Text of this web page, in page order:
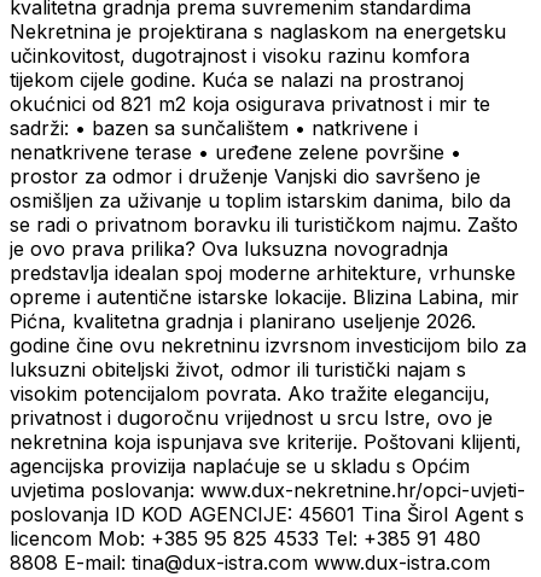
kvalitetna gradnja prema suvremenim standardima
Nekretnina je projektirana s naglaskom na energetsku
učinkovitost, dugotrajnost i visoku razinu komfora
tijekom cijele godine. Kuća se nalazi na prostranoj
okućnici od 821 m2 koja osigurava privatnost i mir te
sadrži: • bazen sa sunčalištem • natkrivene i
nenatkrivene terase • uređene zelene površine •
prostor za odmor i druženje Vanjski dio savršeno je
osmišljen za uživanje u toplim istarskim danima, bilo da
se radi o privatnom boravku ili turističkom najmu. Zašto
je ovo prava prilika? Ova luksuzna novogradnja
predstavlja idealan spoj moderne arhitekture, vrhunske
opreme i autentične istarske lokacije. Blizina Labina, mir
Pićna, kvalitetna gradnja i planirano useljenje 2026.
godine čine ovu nekretninu izvrsnom investicijom bilo za
luksuzni obiteljski život, odmor ili turistički najam s
visokim potencijalom povrata. Ako tražite eleganciju,
privatnost i dugoročnu vrijednost u srcu Istre, ovo je
nekretnina koja ispunjava sve kriterije. Poštovani klijenti,
agencijska provizija naplaćuje se u skladu s Općim
uvjetima poslovanja: www.dux-nekretnine.hr/opci-uvjeti-
poslovanja ID KOD AGENCIJE: 45601 Tina Širol Agent s
licencom Mob: +385 95 825 4533 Tel: +385 91 480
8808 E-mail: tina@dux-istra.com www.dux-istra.com